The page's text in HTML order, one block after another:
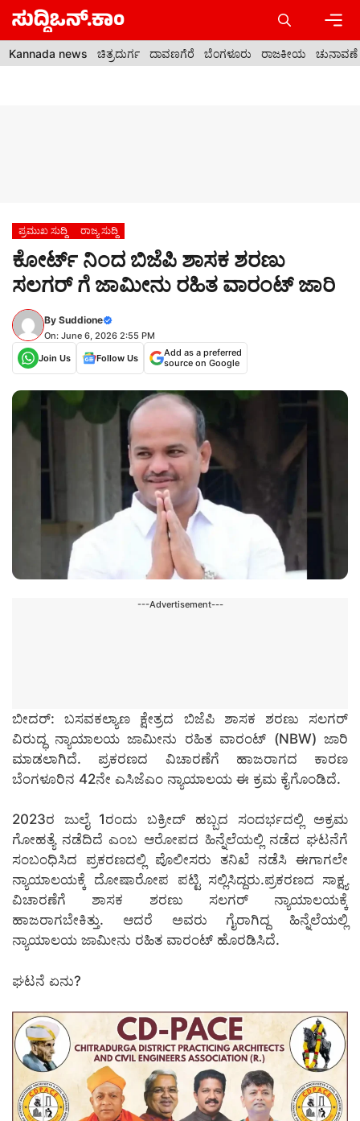
Skip
content
Kannada news ಚಿತ್ರದುರ್ಗ ದಾವಣಗೆರೆ ಬೆಂಗಳೂರು ರಾಜಕೀಯ ಚುನಾವಣೆ
ಪ್ರಮುಖ ಸುದ್ದಿ ರಾಜ್ಯ ಸುದ್ದಿ
ಕೋರ್ಟ್ ನಿಂದ ಬಿಜೆಪಿ ಶಾಸಕ ಶರಣು
ಸಲಗರ್ ಗೆ ಜಾಮೀನು ರಹಿತ ವಾರಂಟ್ ಜಾರಿ
By Suddione
On: June 6, 2026 2:55 PM
Join Us
Follow Us
Add as a preferred
source on Google
---Advertisement---
ಬೀದರ್: ಬಸವಕಲ್ಯಾಣ ಕ್ಷೇತ್ರದ ಬಿಜೆಪಿ ಶಾಸಕ ಶರಣು ಸಲಗರ್
ವಿರುದ್ಧ ನ್ಯಾಯಾಲಯ ಜಾಮೀನು ರಹಿತ ವಾರಂಟ್ (NBW) ಜಾರಿ
ಮಾಡಲಾಗಿದೆ. ಪ್ರಕರಣದ ವಿಚಾರಣೆಗೆ ಹಾಜರಾಗದ ಕಾರಣ
ಬೆಂಗಳೂರಿನ 42ನೇ ಎಸಿಜೆಎಂ ನ್ಯಾಯಾಲಯ ಈ ಕ್ರಮ ಕೈಗೊಂಡಿದೆ.
2023ರ ಜುಲೈ 1ರಂದು ಬಕ್ರೀದ್ ಹಬ್ಬದ ಸಂದರ್ಭದಲ್ಲಿ ಅಕ್ರಮ
ಗೋಹತ್ಯೆ ನಡೆದಿದೆ ಎಂಬ ಆರೋಪದ ಹಿನ್ನೆಲೆಯಲ್ಲಿ ನಡೆದ ಘಟನೆಗೆ
ಸಂಬಂಧಿಸಿದ ಪ್ರಕರಣದಲ್ಲಿ ಪೊಲೀಸರು ತನಿಖೆ ನಡೆಸಿ ಈಗಾಗಲೇ
ನ್ಯಾಯಾಲಯಕ್ಕೆ ದೋಷಾರೋಪ ಪಟ್ಟಿ ಸಲ್ಲಿಸಿದ್ದರು.ಪ್ರಕರಣದ ಸಾಕ್ಷ್ಯ
ವಿಚಾರಣೆಗೆ ಶಾಸಕ ಶರಣು ಸಲಗರ್ ನ್ಯಾಯಾಲಯಕ್ಕೆ
ಹಾಜರಾಗಬೇಕಿತ್ತು. ಆದರೆ ಅವರು ಗೈರಾಗಿದ್ದ ಹಿನ್ನೆಲೆಯಲ್ಲಿ
ನ್ಯಾಯಾಲಯ ಜಾಮೀನು ರಹಿತ ವಾರಂಟ್ ಹೊರಡಿಸಿದೆ.
ಘಟನೆ ಏನು?